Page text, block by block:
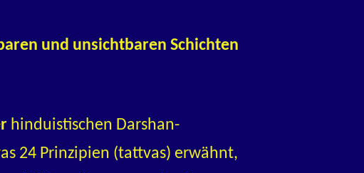
und unsichtbaren Schichten
hinduistischen Darshan-
24 Prinzipien (tattvas) erwähnt,